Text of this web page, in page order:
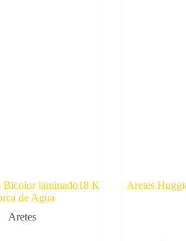
Bicolor laminado18 K
de Agua
Aretes
Aretes